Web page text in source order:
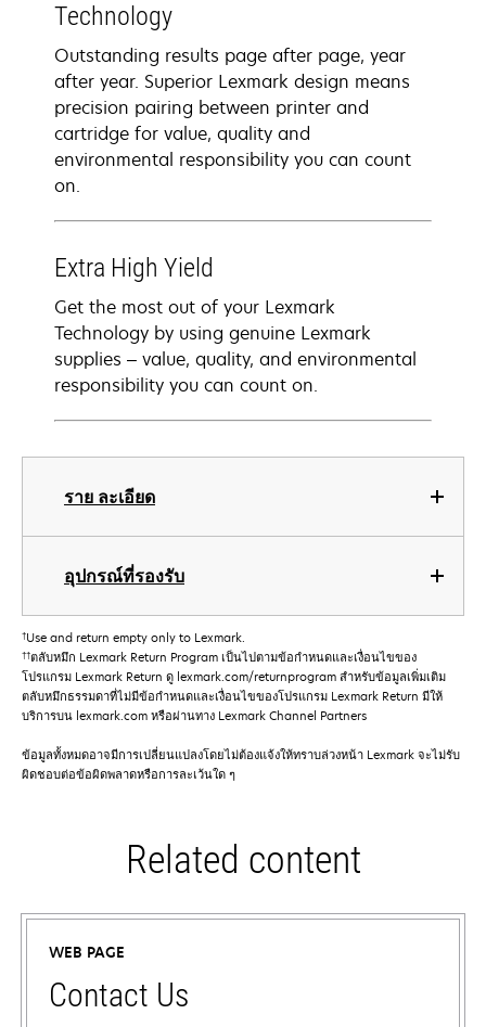
ราย ละเอียด
อุปกรณ์ที่รองรับ
Technology
Outstanding results page after page, year
after year. Superior Lexmark design means
precision pairing between printer and
cartridge for value, quality and
environmental responsibility you can count
on.
Extra High Yield
Get the most out of your Lexmark
Technology by using genuine Lexmark
supplies – value, quality, and environmental
responsibility you can count on.
†Use and return empty only to Lexmark.
††ตลับหมึก Lexmark Return Program เป็นไปตามข้อกําหนดและเงื่อนไขของ
โปรแกรม Lexmark Return ดู lexmark.com/returnprogram สําหรับข้อมูลเพิ่มเติม
ตลับหมึกธรรมดาที่ไม่มีข้อกําหนดและเงื่อนไขของโปรแกรม Lexmark Return มีให้
บริการบน lexmark.com หรือผ่านทาง Lexmark Channel Partners
ข้อมูลทั้งหมดอาจมีการเปลี่ยนแปลงโดยไม่ต้องแจ้งให้ทราบล่วงหน้า Lexmark จะไม่รับ
ผิดชอบต่อข้อผิดพลาดหรือการละเว้นใด ๆ
Related content
WEB PAGE
Contact Us